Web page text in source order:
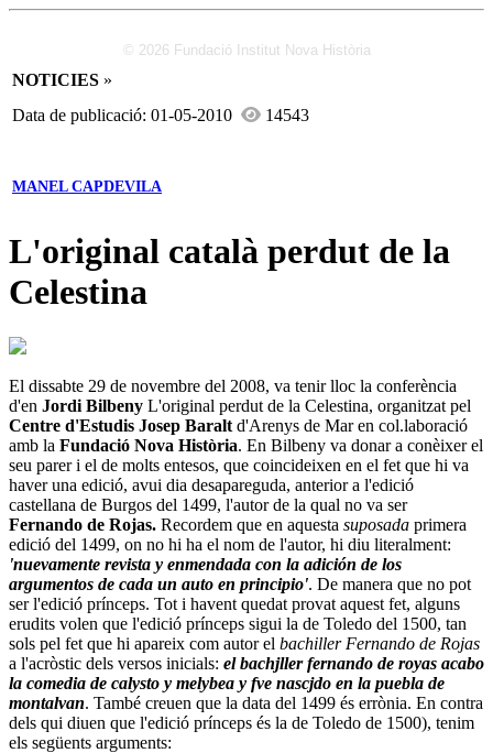
© 2026 Fundació Institut Nova Història
NOTICIES »
Data de publicació: 01-05-2010
14543
MANEL CAPDEVILA
L'original català perdut de la
Celestina
El dissabte 29 de novembre del 2008, va tenir lloc la conferència
d'en Jordi Bilbeny L'original perdut de la Celestina, organitzat pel
Centre d'Estudis Josep Baralt d'Arenys de Mar en col.laboració
amb la Fundació Nova Història. En Bilbeny va donar a conèixer el
seu parer i el de molts entesos, que coincideixen en el fet que hi va
haver una edició, avui dia desapareguda, anterior a l'edició
castellana de Burgos del 1499, l'autor de la qual no va ser
Fernando de Rojas. Recordem que en aquesta suposada primera
edició del 1499, on no hi ha el nom de l'autor, hi diu literalment:
'nuevamente revista y enmendada con la adición de los
argumentos de cada un auto en principio'. De manera que no pot
ser l'edició prínceps. Tot i havent quedat provat aquest fet, alguns
erudits volen que l'edició prínceps sigui la de Toledo del 1500, tan
sols pel fet que hi apareix com autor el bachiller Fernando de Rojas
a l'acròstic dels versos inicials: el bachjller fernando de royas acabo
la comedia de calysto y melybea y fve nascjdo en la puebla de
montalvan. També creuen que la data del 1499 és errònia. En contra
dels qui diuen que l'edició prínceps és la de Toledo de 1500), tenim
els següents arguments: